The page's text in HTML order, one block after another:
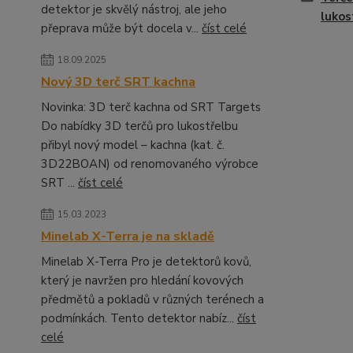
detektor je skvělý nástroj, ale jeho
přeprava může být docela v... číst celé
18.09.2025
Nový 3D terč SRT kachna
Novinka: 3D terč kachna od SRT Targets
Do nabídky 3D terčů pro lukostřelbu
přibyl nový model – kachna (kat. č.
3D22BOAN) od renomovaného výrobce
SRT ... číst celé
15.03.2023
Minelab X-Terra je na skladě
Minelab X-Terra Pro je detektorů kovů,
který je navržen pro hledání kovových
předmětů a pokladů v různých terénech a
podmínkách. Tento detektor nabíz... číst
celé